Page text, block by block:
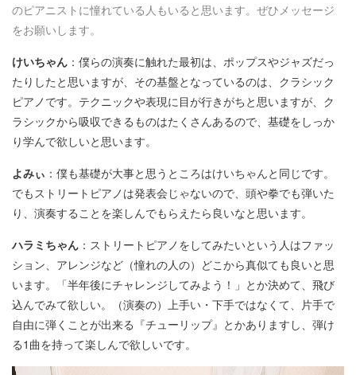
のピアニストに憧れている人もいると思います。ぜひメッセージ
をお願いします。
けいちゃん ：僕らの演奏に触れた最初は、ポップスやジャズだっ
たりしたと思いますが、その基盤となっているのは、クラシック
ピアノです。テクニックや表現に目が行きがちと思いますが、ク
ラシックから吸収できるものはたくさんあるので、基礎をしっか
り学んで欲しいと思います。
よみぃ ：僕も基礎が大事と思うところはけいちゃんと同じです。
でもストリートピアノは発表会じゃないので、頭や拳でも弾いた
り、演奏することを楽しんでもらえたら良いなと思います。
ハラミちゃん ：ストリートピアノをしてみたいという人はファッ
ション、アレンジなど（憧れの人の）どこから真似ても良いと思
います。「半年後にチャレンジしてみよう！」とか決めて、飛び
込んでみて欲しい。（演奏の）上手い・下手ではなくて、片手で
自由に弾くことが出来る『チューリップ』とかありますし、弾け
る1曲を持って楽しんで欲しいです。